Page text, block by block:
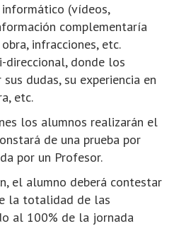
(vídeos,
complementaría
infracciones, etc.
direccional, donde los
dudas, su experiencia en
etc.
los alumnos realizarán el
de una prueba por
por un Profesor.
el alumno deberá contestar
la totalidad de las
al 100% de la jornada